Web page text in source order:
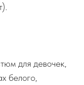
для девочек,
белого,